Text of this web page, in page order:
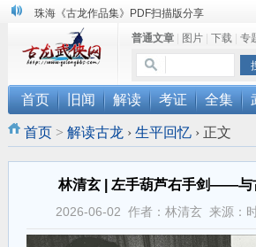
珠海《古龙作品集》PDF扫描版分享
三千藏书奉江湖 ， 诚邀侠友共赏鉴
“武侠书库”查缺补漏活动圆满结束
普通文章| 图片| 下载| 专
首页 旧闻 解读 考证 全集
首页> 解读古龙 › 生平回忆 ›正文
林清玄 | 左手葫芦右手剑——与
2026-06-02 作者：林清玄 来源：